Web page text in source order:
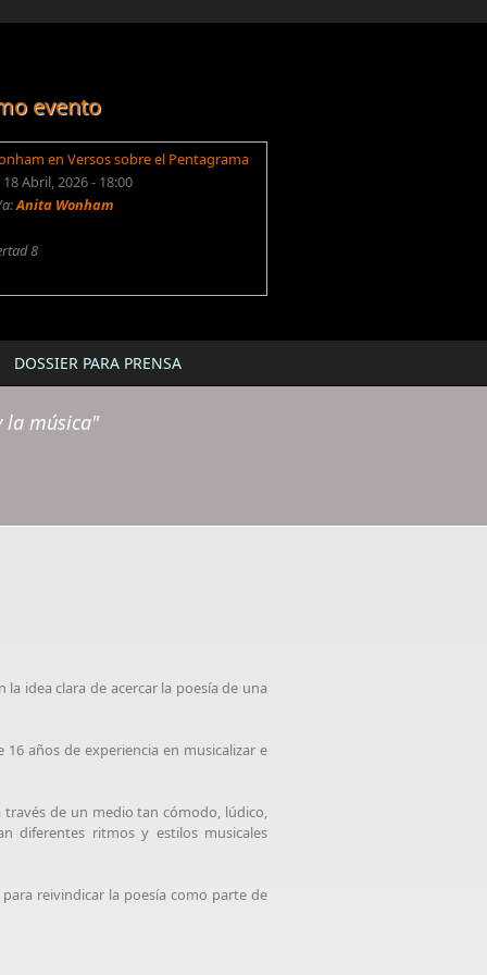
evento
en Versos sobre el Pentagrama
Abril, 2026 - 18:00
a:Anita Wonham
8
DOSSIER PARA PRENSA
la música"
la idea clara de acercar la poesía de una
años de experiencia en musicalizar e
de un medio tan cómodo, lúdico,
diferentes ritmos y estilos musicales
reivindicar la poesía como parte de